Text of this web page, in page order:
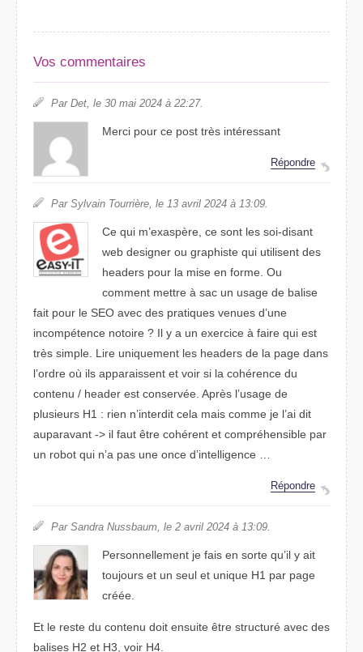
Vos commentaires
Par Det, le 30 mai 2024 à 22:27.
Merci pour ce post très intéressant
Répondre
Par Sylvain Tourrière, le 13 avril 2024 à 13:09.
Ce qui m’exaspère, ce sont les soi-disant
web designer ou graphiste qui utilisent des
headers pour la mise en forme. Ou
comment mettre à sac un usage de balise
fait pour le SEO avec des pratiques venues d’une
incompétence notoire ? Il y a un exercice à faire qui est
très simple. Lire uniquement les headers de la page dans
l’ordre où ils apparaissent et voir si la cohérence du
contenu / header est conservée. Après l’usage de
plusieurs H1 : rien n’interdit cela mais comme je l’ai dit
auparavant -> il faut être cohérent et compréhensible par
un robot qui n’a pas une once d’intelligence …
Répondre
Par Sandra Nussbaum, le 2 avril 2024 à 13:09.
Personnellement je fais en sorte qu’il y ait
toujours et un seul et unique H1 par page
créée.
Et le reste du contenu doit ensuite être structuré avec des
balises H2 et H3, voir H4.